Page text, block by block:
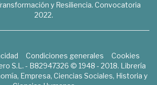
y Resiliencia. Convocatoria
2022.
Condiciones generales
Cookies
S.L. - B82947326 © 1948 - 2018. Librería
Empresa, Ciencias Sociales, Historia y